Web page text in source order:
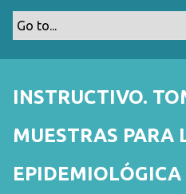
INSTRUCTIVO.
MUESTRAS PARA